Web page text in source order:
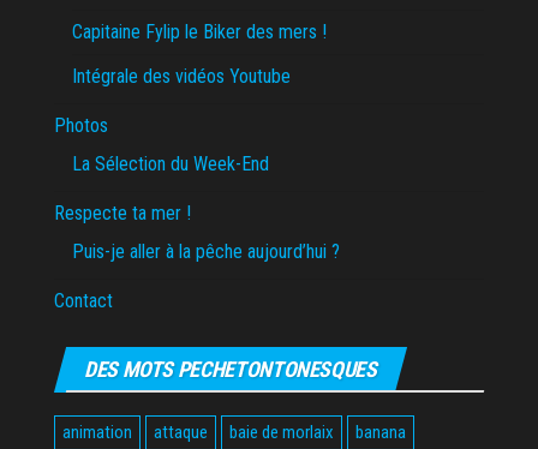
Capitaine Fylip le Biker des mers !
Intégrale des vidéos Youtube
Photos
La Sélection du Week-End
Respecte ta mer !
Puis-je aller à la pêche aujourd’hui ?
Contact
DES MOTS PECHETONTONESQUES
animation attaque baie de morlaix
banana